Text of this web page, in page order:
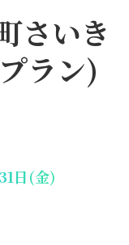
さいき
ラン)
日(金)